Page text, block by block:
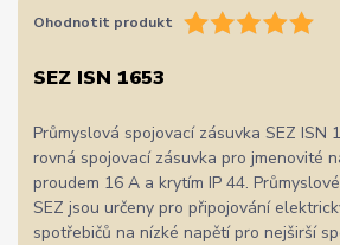
Ohodnotit produkt
SEZ ISN 1653
Průmyslová spojovací zásuvka SEZ ISN
rovná spojovací zásuvka pro jmenovité
proudem 16 A a krytím IP 44.
SEZ jsou určeny pro připojování
spotřebičů na nízké napětí pro nejširší